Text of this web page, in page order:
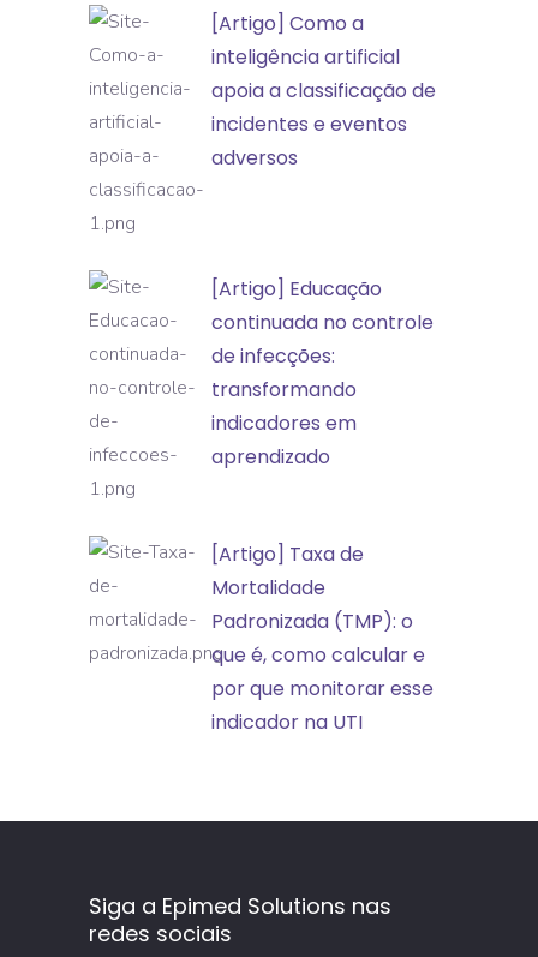
[Artigo]
Como
a
inteligência
artificial
apoia
a
de
incidentes
e
eventos
adversos
[Artigo] Como a
inteligência artificial
apoia a classificação de
incidentes e eventos
adversos
[Artigo]
Educação
continuada
no
controle
de
infecções:
indicadores
em
aprendizado
[Artigo] Educação
continuada no controle
de infecções:
transformando
indicadores em
aprendizado
[Artigo]
Taxa
de
Mortalidade
é,
e
[Artigo] Taxa de
Mortalidade
Padronizada (TMP): o
que é, como calcular e
por que monitorar esse
indicador na UTI
Siga a Epimed Solutions nas
redes sociais